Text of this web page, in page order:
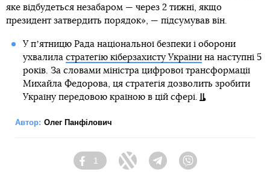
яке відбудеться незабаром — через 2 тижні, якщо
президент затвердить порядок», — підсумував він.
У пʼятницю Рада національної безпеки і оборони
ухвалила стратегію кіберзахисту Українина наступні 5
років. За словами міністра цифрової трансформації
Михайла Федорова, ця стратегія дозволить зробити
Україну передовою країною в цій сфері.
Автор: Олег Панфілович
Facebook
1
Twitter Telegram